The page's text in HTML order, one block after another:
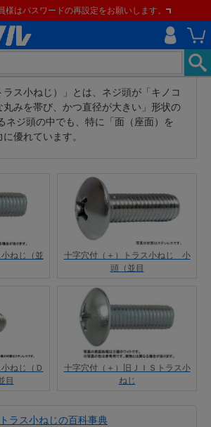
様はパスワードの再設定をお願いします。
ラス小ねじ）」とは、ネジ頭が「キノコ
丸みを帯び、かつ直径が大きい」形状の
ネジ頭の中でも、特に「面（座面）を
優れています。
ねじ（並
十字穴付（＋）トラス小ねじ 小
頭（並目
ねじ（Ｄ
目
十字穴付（＋）旧ＪＩＳトラス小
ねじ
トラス小ねじの百科事典